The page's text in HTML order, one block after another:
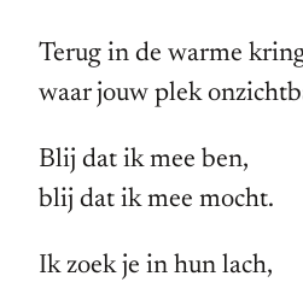
Terug in de warme
waar jouw plek
Blij dat ik mee ben,
blij dat ik mee mocht.
Ik zoek je in hun lach,